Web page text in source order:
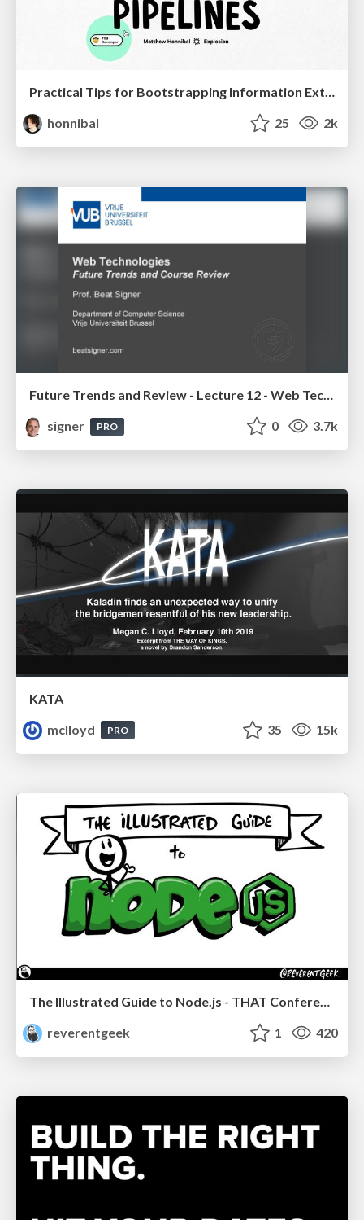
Practical Tips for Bootstrapping Information Extraction Pipelines
honnibal
25 2k
Future Trends and Review - Lecture 12 - Web Technologies (1019888BNR)
signer
PRO 0 3.7k
KATA
mclloyd
PRO 35 15k
The Illustrated Guide to Node.js - THAT Conference 2024
reverentgeek
1 420